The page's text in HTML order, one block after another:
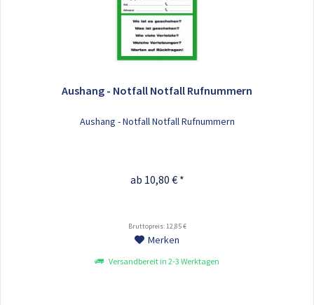
Aushang - Notfall Notfall Rufnummern
Aushang - Notfall Notfall Rufnummern
ab 10,80 € *
Bruttopreis: 12,85 €
Merken
Versandbereit in 2-3 Werktagen